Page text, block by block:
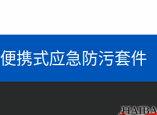
便携式应急防污套件